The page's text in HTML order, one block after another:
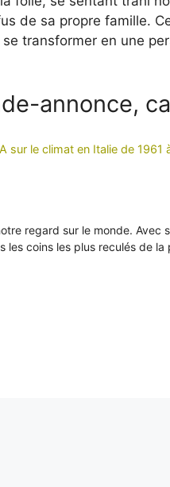
de sa propre famille.
transformer en une
annonce,
sur le climat en Italie de 1961
regard sur le monde. Avec
coins les plus reculés de